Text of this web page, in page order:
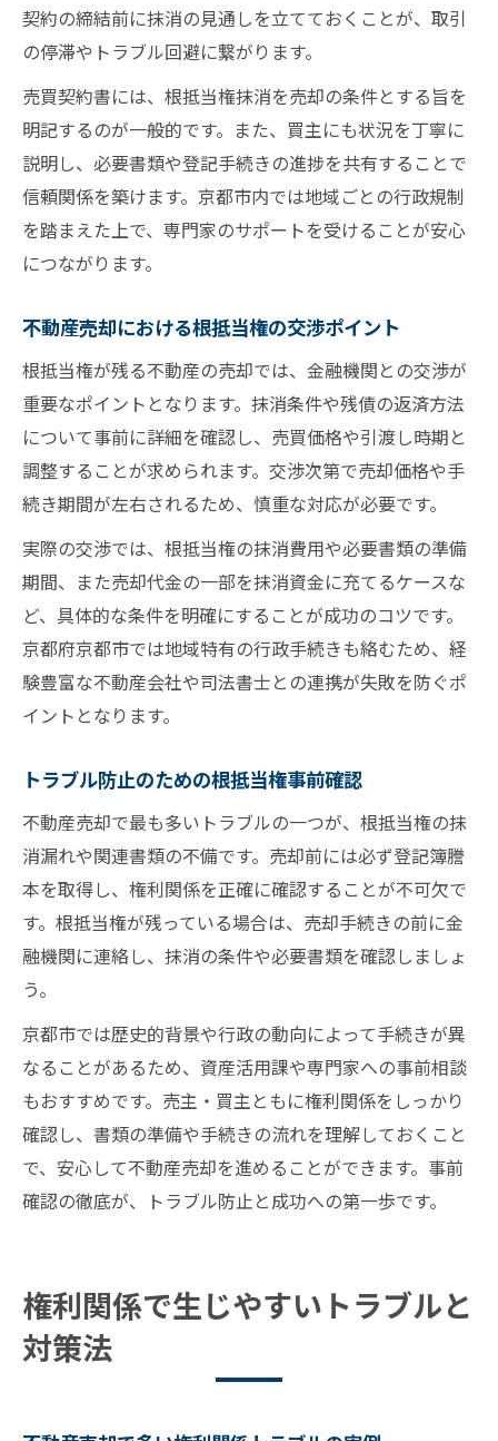
契約の締結前に抹消の見通しを立てておくことが、取引
の停滞やトラブル回避に繋がります。
売買契約書には、根抵当権抹消を売却の条件とする旨を
明記するのが一般的です。また、買主にも状況を丁寧に
説明し、必要書類や登記手続きの進捗を共有することで
信頼関係を築けます。京都市内では地域ごとの行政規制
を踏まえた上で、専門家のサポートを受けることが安心
につながります。
不動産売却における根抵当権の交渉ポイント
根抵当権が残る不動産の売却では、金融機関との交渉が
重要なポイントとなります。抹消条件や残債の返済方法
について事前に詳細を確認し、売買価格や引渡し時期と
調整することが求められます。交渉次第で売却価格や手
続き期間が左右されるため、慎重な対応が必要です。
実際の交渉では、根抵当権の抹消費用や必要書類の準備
期間、また売却代金の一部を抹消資金に充てるケースな
ど、具体的な条件を明確にすることが成功のコツです。
京都府京都市では地域特有の行政手続きも絡むため、経
験豊富な不動産会社や司法書士との連携が失敗を防ぐポ
イントとなります。
トラブル防止のための根抵当権事前確認
不動産売却で最も多いトラブルの一つが、根抵当権の抹
消漏れや関連書類の不備です。売却前には必ず登記簿謄
本を取得し、権利関係を正確に確認することが不可欠で
す。根抵当権が残っている場合は、売却手続きの前に金
融機関に連絡し、抹消の条件や必要書類を確認しましょ
う。
京都市では歴史的背景や行政の動向によって手続きが異
なることがあるため、資産活用課や専門家への事前相談
もおすすめです。売主・買主ともに権利関係をしっかり
確認し、書類の準備や手続きの流れを理解しておくこと
で、安心して不動産売却を進めることができます。事前
確認の徹底が、トラブル防止と成功への第一歩です。
権利関係で生じやすいトラブルと
対策法